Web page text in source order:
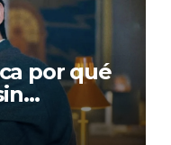
por qué
secreta